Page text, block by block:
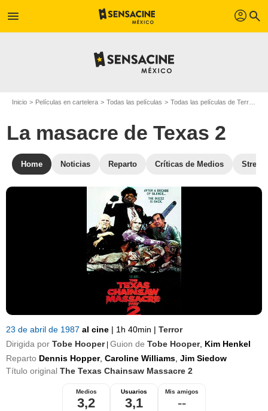
menu profil search
Inicio Películas en cartelera Todas las películas Todas las películas de Terror
La masacre de Texas 2
Home Noticias Reparto Críticas de Medios
23 de abril de 1987 al cine | 1h 40min | Terror
Dirigida por Tobe Hooper Guion de Tobe Hooper, Kim Henkel
Reparto Dennis Hopper, Caroline Williams Jim Siedow
Título original The Texas Chainsaw Massacre 2
Medios
3,2
Usuarios
3,1
Mis amigos
--